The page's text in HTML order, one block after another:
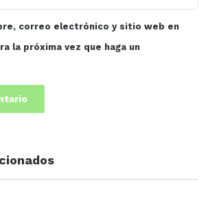
correo electrónico y sitio web en
la próxima vez que haga un